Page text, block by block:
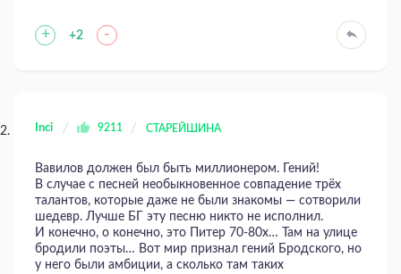
+ +2 -
Inci 9211 СТАРЕЙШИНА
Вавилов должен был быть миллионером. Гений!
В случае с песней необыкновенное совпадение трёх
талантов, которые даже не были знакомы — сотворили
шедевр. Лучше БГ эту песню никто не исполнил.
И конечно, о конечно, это Питер 70-80х… Там на улице
бродили поэты… Вот мир признал гений Бродского, но
у него были амбиции, а сколько там таких